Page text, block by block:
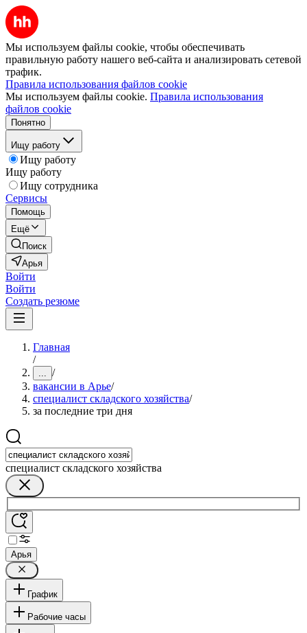
Мы используем файлы cookie, чтобы обеспечивать
правильную работу нашего веб-сайта и анализировать сетевой
трафик.
Правила использования файлов cookie
Мы используем файлы cookie. Правила использования
файлов cookie
Понятно
Ищу работу
Ищу работу
Ищу работу
Ищу сотрудника
Сервисы
Помощь
Ещё
Поиск
Арья
Войти
Войти
Создать резюме
Главная
/
... /
вакансии в Арье/
специалист складского хозяйства/
за последние три дня
специалист складского хозяйства
Арья
График
Рабочие часы